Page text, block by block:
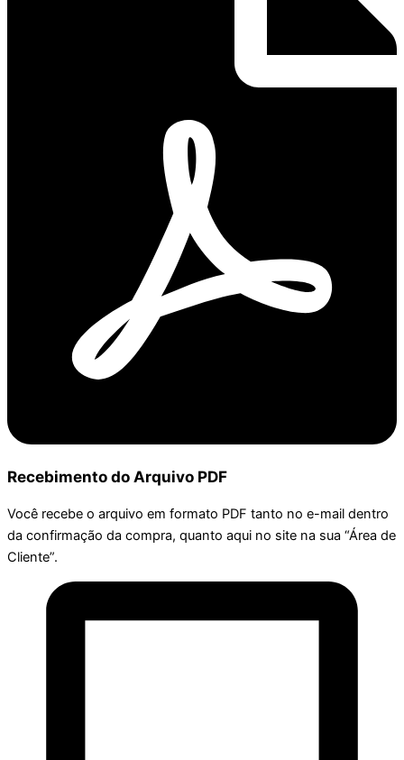
Recebimento do Arquivo PDF
Você recebe o arquivo em formato PDF tanto no e-mail dentro
da confirmação da compra, quanto aqui no site na sua “Área de
Cliente”.